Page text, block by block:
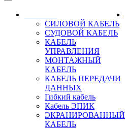
СИЛОВОЙ КАБЕЛЬ
СУДОВОЙ КАБЕЛЬ
КАБЕЛЬ
УПРАВЛЕНИЯ
МОНТАЖНЫЙ
КАБЕЛЬ
КАБЕЛЬ ПЕРЕДАЧИ
ДАННЫХ
Гибкий кабель
Кабель ЭПИК
ЭКРАНИРОВАННЫЙ
КАБЕЛЬ